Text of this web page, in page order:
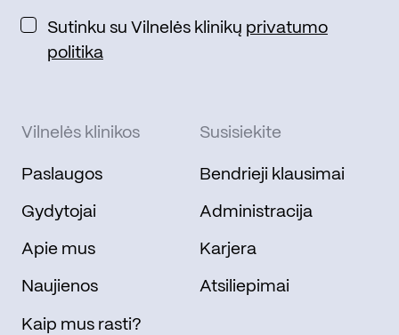
Sutinku su Vilnelės klinikų privatumo
politika
Vilnelės klinikos
Paslaugos
Gydytojai
Apie mus
Naujienos
Kaip mus rasti?
Susisiekite
Bendrieji klausimai
Administracija
Karjera
Atsiliepimai